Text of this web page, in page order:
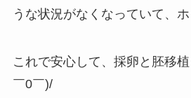
うな状況がなくなっていて、ホ
これで安心して、採卵と胚移
￣0￣)/